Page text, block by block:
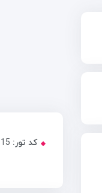
کد تور: 15